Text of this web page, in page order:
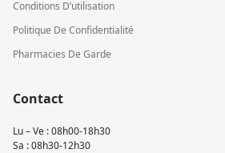
Conditions D’utilisation
Politique De Confidentialité
Pharmacies De Garde
Contact
Lu – Ve : 08h00-18h30
Sa : 08h30-12h30